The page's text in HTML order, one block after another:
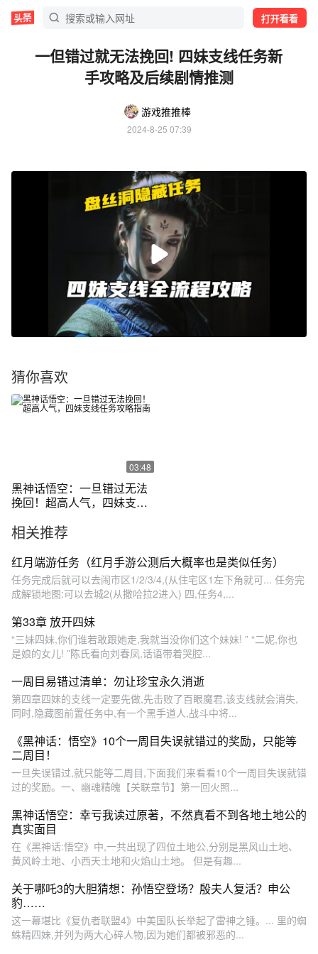
打开看看
一但错过就无法挽回! 四妹支线任务新
手攻略及后续剧情推测
游戏推推棒
2024-8-25 07:39
猜你喜欢
03:48
黑神话悟空：一旦错过无法
挽回！超高人气，四妹支线
相关推荐
红月端游任务（红月手游公测后大概率也是类似任务）
任务完成后就可以去闹市区1/2/3/4,(从住宅区1左下角就可... 任务完
成解锁地图:可以去城2(从撒哈拉2进入) 四,任务4,...
第33章 放开四妹
“三妹四妹,你们谁若敢跟她走,我就当没你们这个妹妹! ” “二妮,你也
是娘的女儿! ”陈氏看向刘春凤,话语带着哭腔...
一周目易错过清单：勿让珍宝永久消逝
第四章四妹的支线一定要先做,先击败了百眼魔君,该支线就会消失,
同时,隐藏图前置任务中,有一个黑手道人,战斗中将...
《黑神话：悟空》10个一周目失误就错过的奖励，只能等
二周目！
一旦失误错过,就只能等二周目,下面我们来看看10个一周目失误就错
过的奖励。一、幽魂精魄【关联章节】第一回火照...
黑神话悟空：幸亏我读过原著，不然真看不到各地土地公的
真实面目
在《黑神话:悟空》中,一共出现了四位土地公,分别是黑风山土地、
黄风岭土地、小西天土地和火焰山土地。 但是有趣...
关于哪吒3的大胆猜想：孙悟空登场？殷夫人复活？申公
豹……
这一幕堪比《复仇者联盟4》中美国队长举起了雷神之锤。... 里的蜘
蛛精四妹,并列为两大心碎人物,因为她们都被邪恶的...